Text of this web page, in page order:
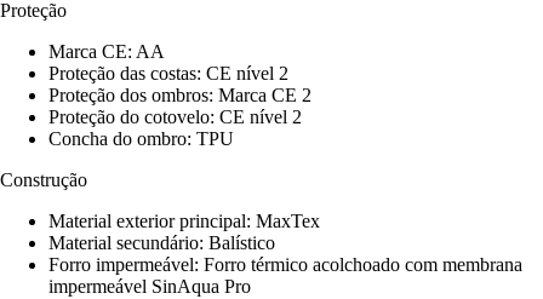
Proteção
Marca CE: AA
Proteção das costas: CE nível 2
Proteção dos ombros: Marca CE 2
Proteção do cotovelo: CE nível 2
Concha do ombro: TPU
Construção
Material exterior principal: MaxTex
Material secundário: Balístico
Forro impermeável: Forro térmico acolchoado com membrana
impermeável SinAqua Pro